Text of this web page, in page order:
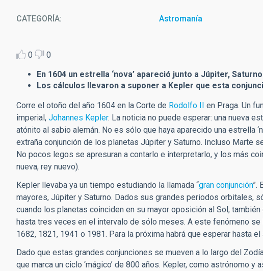
CATEGORÍA Astromanía
0
0
En 1604 un estrella ‘nova’ apareció junto a Júpiter,
Los cálculos llevaron a suponer a Kepler que esta
Corre el otoño del año 1604 en la Corte de Rodolfo II
en Praga. Un
imperial, Johannes Kepler. La noticia no puede esperar: una nueva
atónito al sabio alemán. No es sólo que haya aparecido una estrella
extraña conjunción de los planetas Júpiter y Saturno. Incluso Marte
No pocos legos se apresuran a contarlo e interpretarlo, y los más
nueva, rey nuevo).
Kepler llevaba ya un tiempo estudiando la llamada “gran conjunción”.
mayores, Júpiter y Saturno. Dados sus grandes periodos orbitales,
cuando los planetas coinciden en su mayor oposición al Sol,
hasta tres veces en el intervalo de sólo meses. A este fenómeno se
1682, 1821, 1941 o 1981. Para la próxima habrá que esperar hasta el
Dado que estas grandes conjunciones se mueven a lo largo del
que marca un ciclo ‘mágico’ de 800 años. Kepler, como astrónomo